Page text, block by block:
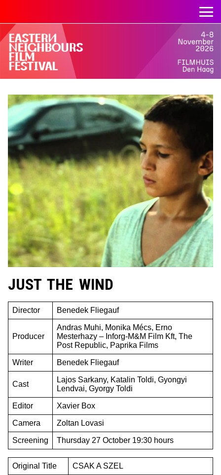
JUST THE WIND
Director Benedek Fliegauf
Producer
Andras Muhi, Monika Mécs, Erno
Mesterhazy – Inforg-M&M Film Kft, The
Post Republic, Paprika Films
Writer Benedek Fliegauf
Cast
Lajos Sarkany, Katalin Toldi, Gyongyi
Lendvai, Gyorgy Toldi
Editor Xavier Box
Camera Zoltan Lovasi
Screening Thursday 27 October 19:30 hours
Original Title CSAK A SZEL